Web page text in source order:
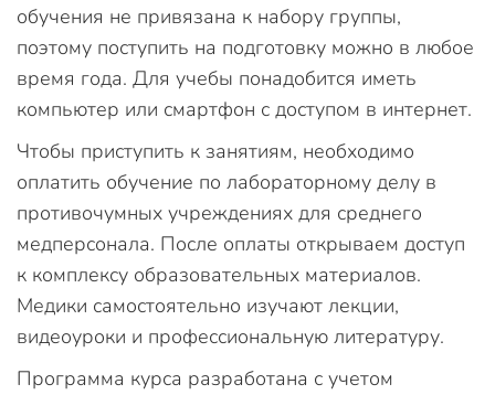
обучения не привязана к набору группы,
поэтому поступить на подготовку можно в любое
время года. Для учебы понадобится иметь
компьютер или смартфон с доступом в интернет.
Чтобы приступить к занятиям, необходимо
оплатить обучение по лабораторному делу в
противочумных учреждениях для среднего
медперсонала. После оплаты открываем доступ
к комплексу образовательных материалов.
Медики самостоятельно изучают лекции,
видеоуроки и профессиональную литературу.
Программа курса разработана с учетом